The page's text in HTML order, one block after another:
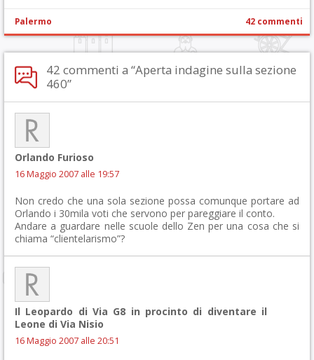
Palermo 42 commenti
42 commenti a “Aperta indagine sulla sezione
460”
Orlando Furioso
16 Maggio 2007 alle 19:57
Non credo che una sola sezione possa comunque portare ad
Orlando i 30mila voti che servono per pareggiare il conto.
Andare a guardare nelle scuole dello Zen per una cosa che si
chiama “clientelarismo”?
Il Leopardo di Via G8 in procinto di diventare il
Leone di Via Nisio
16 Maggio 2007 alle 20:51